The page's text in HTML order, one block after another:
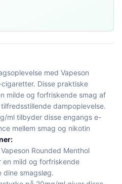
med Vapeson
Disse praktiske
milde og forfriskende smag af
dampoplevelse.
ml tilbyder disse engangs e-
mellem smag og nikotin
Vapeson Rounded Menthol
en mild og forfriskende
dine smagsløg.